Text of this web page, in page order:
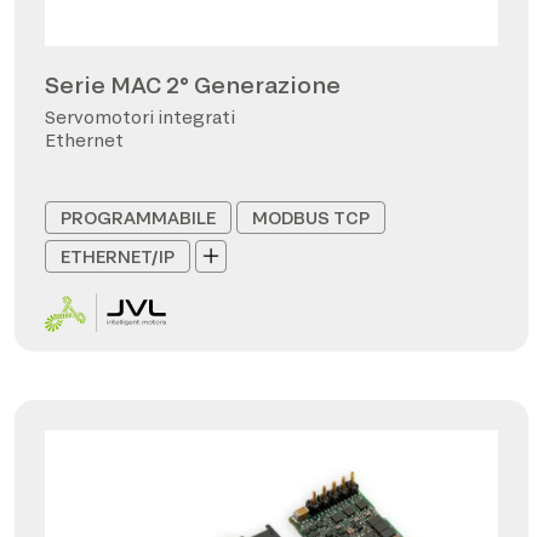
Serie MAC 2° Generazione
Servomotori integrati
Ethernet
PROGRAMMABILE
MODBUS TCP
ETHERNET/IP